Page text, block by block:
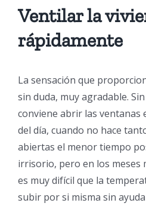
Ventilar la
rápidamente
La sensación que
sin duda, muy agradable.
conviene abrir las ventanas
del día, cuando no hace
abiertas el menor tiempo
irrisorio, pero en los meses
es muy difícil que la
subir por si misma sin